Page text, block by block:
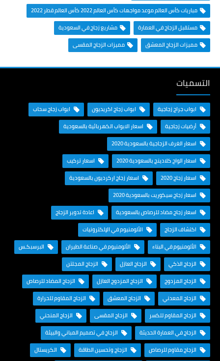
مباريات كأس العالم موعد مواجهات كأس العالم 2022 كأس العالم قطر 2022
مستقبل الزجاج في العمارة
مشاريع زجاج في السعودية
مميزات الزجاج المعشق
مميزات الزجاج المقسى
التسميات
ابواب جراج زجاجية ابواب زجاج اكريديون
ابواب زجاج سحاب
أرضيات زجاجية
اسعار الابواب الكهربائية بالسعودية
اسعار الغرف الزجاجية بالسعودية 2020
اسعار الواح كلادينج بالسعودية 2020
اسعار تركيب
اسعار زجاج 2020
اسعار زجاج اركرديون بالسعودية
اسعار زجاج سيكوريت بالسعودية 2020
اسعار زجاج مضاد للرصاص بالسعودية
اعادة تدوير الزجاج
اكتشاف الزجاج
الألومنيوم في الإلكترونيات
الألومنيوم في البناء
الألومنيوم في صناعة الطيران
البرسبكـس
الزجاج الذكي
الزجاج العازل
الزجاج المجلتن
الزجاج المزدوج
الزجاج المزدوج العازل
الزجاج المضاد للرصاص
الزجاج المعدني
الزجاج المعشق
الزجاج المقاوم للحرارة
الزجاج المقاوم للكسر
الزجاج المقسى
الزجاج المنحني
الزجاج في العمارة الحديثة
الزجاج في تصميم المباني والبيئة
الزجاج مقاوم للرصاص
الزجاج وتحسين الطاقة
الكريستال